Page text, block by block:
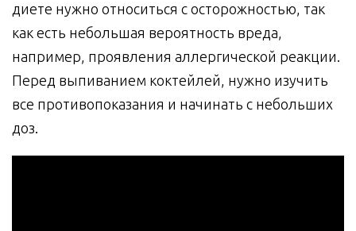
диете нужно относиться с осторожностью, так
как есть небольшая вероятность вреда,
например, проявления аллергической реакции.
Перед выпиванием коктейлей, нужно изучить
все противопоказания и начинать с небольших
доз.